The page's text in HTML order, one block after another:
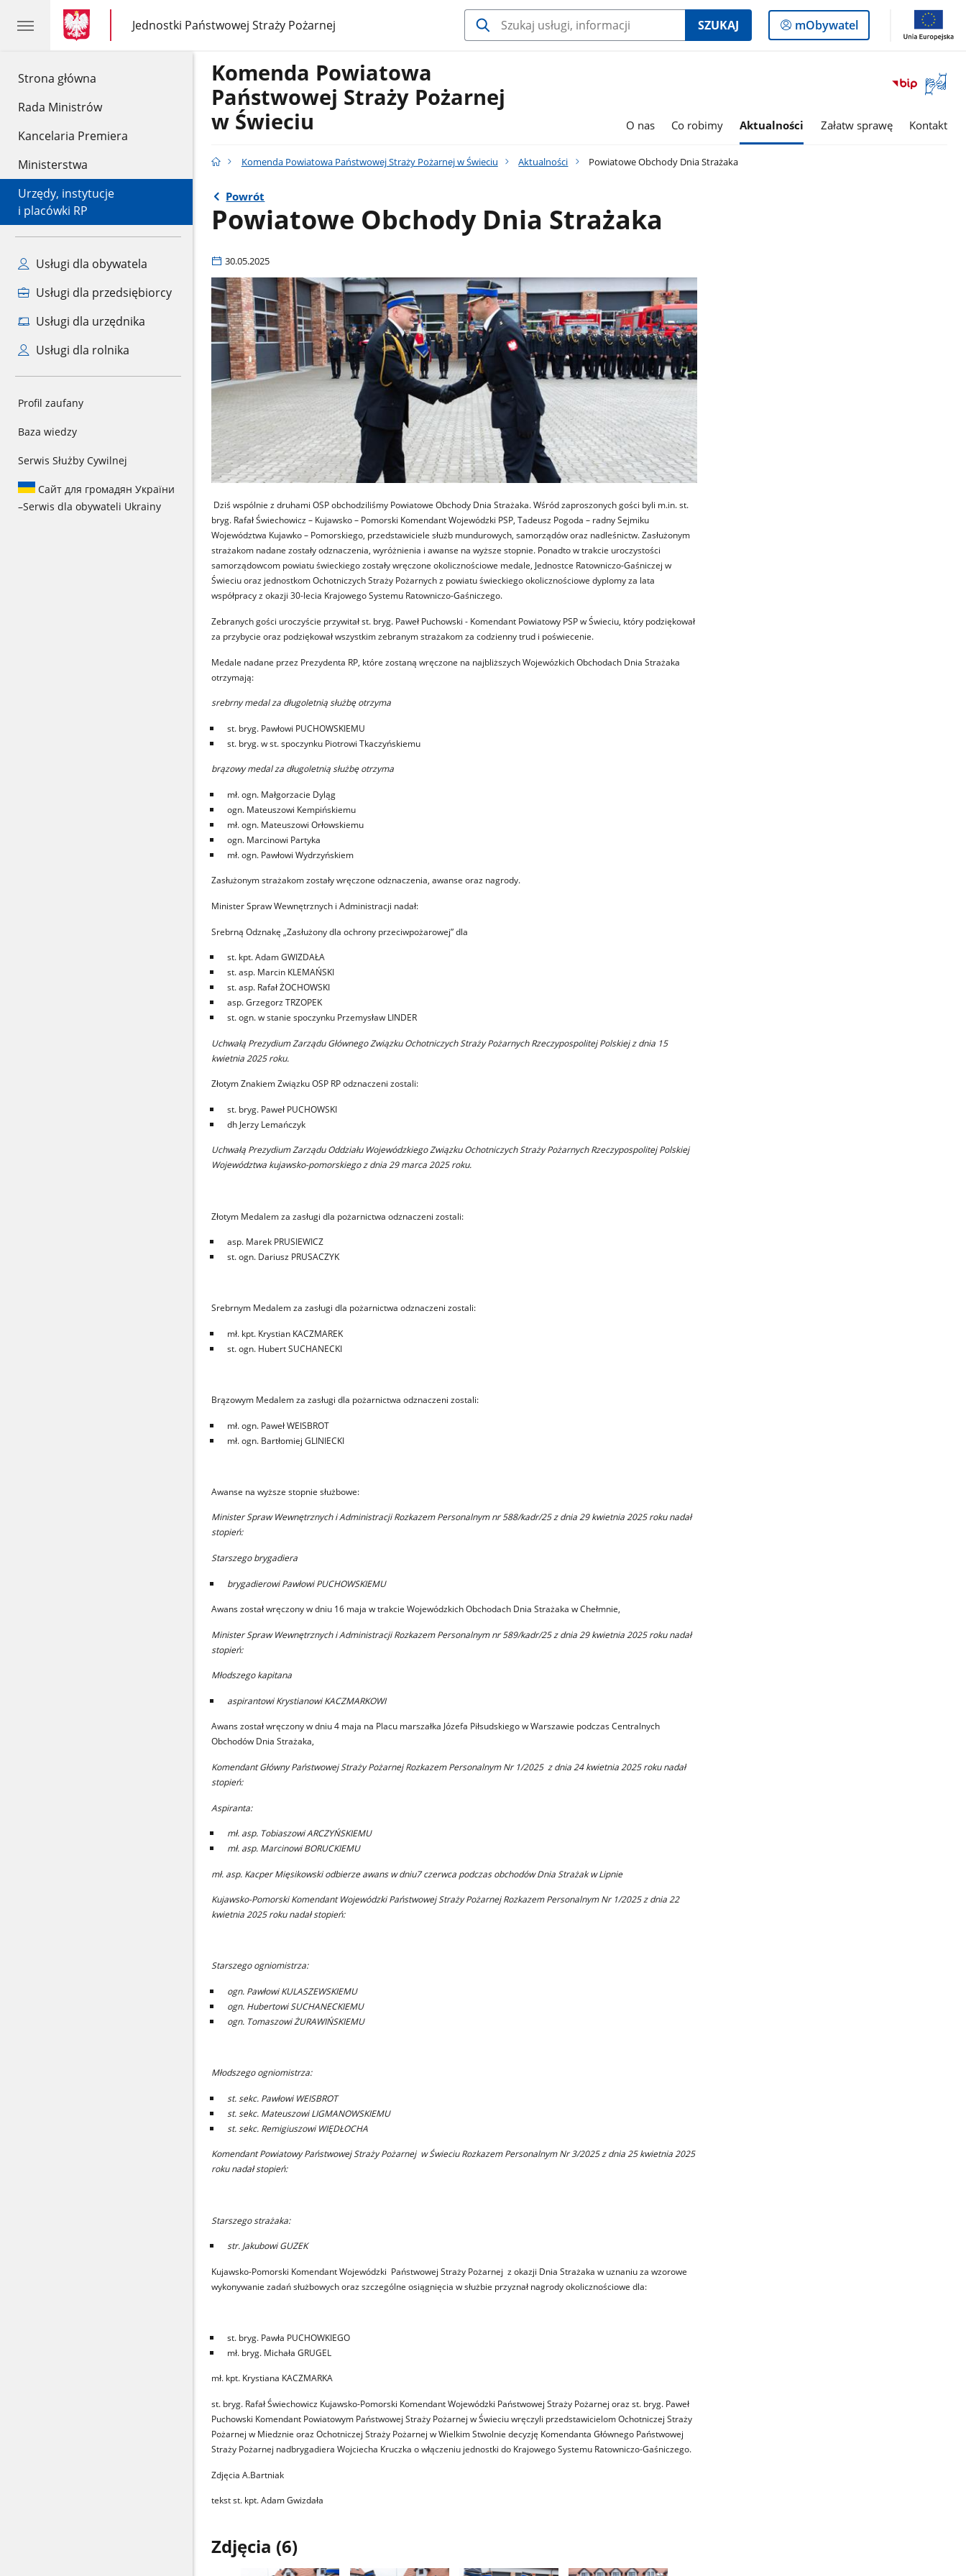
Strona główna
Rada Ministrów
Kancelaria Premiera
Ministerstwa
Urzędy, instytucje
i placówki RP
Usługi dla obywatela
Usługi dla przedsiębiorcy
Usługi dla urzędnika
Usługi dla rolnika
Profil zaufany
Baza wiedzy
Serwis Służby Cywilnej
Сайт для громадян України
–Serwis dla obywateli Ukrainy
gov.pl
gov.pl
Jednostki Państwowej Straży Pożarnej
gov.pl
Jednostki
Państwowej
SZUKAJ
Logowanie
do
mObywatel
Otwórz
okno
Komenda Powiatowa
Państwowej Straży Pożarnej
w Świeciu
O nas Co robimy Aktualności Załatw sprawę Kontakt
Komenda Powiatowa Państwowej Straży Pożarnej w Świeciu Aktualności Powiatowe Obchody Dnia Strażaka
Powrót
Powiatowe Obchody Dnia Strażaka
30.05.2025
Dziś wspólnie z druhami OSP obchodziliśmy Powiatowe Obchody Dnia Strażaka. Wśród zaproszonych gości byli m.in. st.
bryg. Rafał Świechowicz – Kujawsko – Pomorski Komendant Wojewódzki PSP, Tadeusz Pogoda – radny Sejmiku
Województwa Kujawko – Pomorskiego, przedstawiciele służb mundurowych, samorządów oraz nadleśnictw. Zasłużonym
strażakom nadane zostały odznaczenia, wyróżnienia i awanse na wyższe stopnie. Ponadto w trakcie uroczystości
samorządowcom powiatu świeckiego zostały wręczone okolicznościowe medale, Jednostce Ratowniczo-Gaśniczej w
Świeciu oraz jednostkom Ochotniczych Straży Pożarnych z powiatu świeckiego okolicznościowe dyplomy za lata
współpracy z okazji 30-lecia Krajowego Systemu Ratowniczo-Gaśniczego.
Zebranych gości uroczyście przywitał st. bryg. Paweł Puchowski - Komendant Powiatowy PSP w Świeciu, który podziękował
za przybycie oraz podziękował wszystkim zebranym strażakom za codzienny trud i poświecenie.
Medale nadane przez Prezydenta RP, które zostaną wręczone na najbliższych Wojewózkich Obchodach Dnia Strażaka
otrzymają:
srebrny medal za długoletnią służbę otrzyma
st. bryg. Pawłowi PUCHOWSKIEMU
st. bryg. w st. spoczynku Piotrowi Tkaczyńskiemu
brązowy medal za długoletnią służbę otrzyma
mł. ogn. Małgorzacie Dyląg
ogn. Mateuszowi Kempińskiemu
mł. ogn. Mateuszowi Orłowskiemu
ogn. Marcinowi Partyka
mł. ogn. Pawłowi Wydrzyńskiem
Zasłużonym strażakom zostały wręczone odznaczenia, awanse oraz nagrody.
Minister Spraw Wewnętrznych i Administracji nadał:
Srebrną Odznakę „Zasłużony dla ochrony przeciwpożarowej” dla
st. kpt. Adam GWIZDAŁA
st. asp. Marcin KLEMAŃSKI
st. asp. Rafał ŻOCHOWSKI
asp. Grzegorz TRZOPEK
st. ogn. w stanie spoczynku Przemysław LINDER
Uchwałą Prezydium Zarządu Głównego Związku Ochotniczych Straży Pożarnych Rzeczypospolitej Polskiej z dnia 15
kwietnia 2025 roku.
Złotym Znakiem Związku OSP RP odznaczeni zostali:
st. bryg. Paweł PUCHOWSKI
dh Jerzy Lemańczyk
Uchwałą Prezydium Zarządu Oddziału Wojewódzkiego Związku Ochotniczych Straży Pożarnych Rzeczypospolitej Polskiej
Województwa kujawsko-pomorskiego z dnia 29 marca 2025 roku.
Złotym Medalem za zasługi dla pożarnictwa odznaczeni zostali:
asp. Marek PRUSIEWICZ
st. ogn. Dariusz PRUSACZYK
Srebrnym Medalem za zasługi dla pożarnictwa odznaczeni zostali:
mł. kpt. Krystian KACZMAREK
st. ogn. Hubert SUCHANECKI
Brązowym Medalem za zasługi dla pożarnictwa odznaczeni zostali:
mł. ogn. Paweł WEISBROT
mł. ogn. Bartłomiej GLINIECKI
Awanse na wyższe stopnie służbowe:
Minister Spraw Wewnętrznych i Administracji Rozkazem Personalnym nr 588/kadr/25 z dnia 29 kwietnia 2025 roku nadał
stopień:
Starszego brygadiera
brygadierowi Pawłowi PUCHOWSKIEMU
Awans został wręczony w dniu 16 maja w trakcie Wojewódzkich Obchodach Dnia Strażaka w Chełmnie,
Minister Spraw Wewnętrznych i Administracji Rozkazem Personalnym nr 589/kadr/25 z dnia 29 kwietnia 2025 roku nadał
stopień:
Młodszego kapitana
aspirantowi Krystianowi KACZMARKOWI
Awans został wręczony w dniu 4 maja na Placu marszałka Józefa Piłsudskiego w Warszawie podczas Centralnych
Obchodów Dnia Strażaka,
Komendant Główny Państwowej Straży Pożarnej Rozkazem Personalnym Nr 1/2025 z dnia 24 kwietnia 2025 roku nadał
stopień:
Aspiranta:
mł. asp. Tobiaszowi ARCZYŃSKIEMU
mł. asp. Marcinowi BORUCKIEMU
mł. asp. Kacper Mięsikowski odbierze awans w dniu7 czerwca podczas obchodów Dnia Strażak w Lipnie
Kujawsko-Pomorski Komendant Wojewódzki Państwowej Straży Pożarnej Rozkazem Personalnym Nr 1/2025 z dnia 22
kwietnia 2025 roku nadał stopień:
Starszego ogniomistrza:
ogn. Pawłowi KULASZEWSKIEMU
ogn. Hubertowi SUCHANECKIEMU
ogn. Tomaszowi ŻURAWIŃSKIEMU
Młodszego ogniomistrza:
st. sekc. Pawłowi WEISBROT
st. sekc. Mateuszowi LIGMANOWSKIEMU
st. sekc. Remigiuszowi WIĘDŁOCHA
Komendant Powiatowy Państwowej Straży Pożarnej w Świeciu Rozkazem Personalnym Nr 3/2025 z dnia 25 kwietnia 2025
roku nadał stopień:
Starszego strażaka:
str. Jakubowi GUZEK
Kujawsko-Pomorski Komendant Wojewódzki Państwowej Straży Pożarnej z okazji Dnia Strażaka w uznaniu za wzorowe
wykonywanie zadań służbowych oraz szczególne osiągnięcia w służbie przyznał nagrody okolicznościowe dla:
st. bryg. Pawła PUCHOWKIEGO
mł. bryg. Michała GRUGEL
mł. kpt. Krystiana KACZMARKA
st. bryg. Rafał Świechowicz Kujawsko-Pomorski Komendant Wojewódzki Państwowej Straży Pożarnej oraz st. bryg. Paweł
Puchowski Komendant Powiatowym Państwowej Straży Pożarnej w Świeciu wręczyli przedstawicielom Ochotniczej Straży
Pożarnej w Miedznie oraz Ochotniczej Straży Pożarnej w Wielkim Stwolnie decyzję Komendanta Głównego Państwowej
Straży Pożarnej nadbrygadiera Wojciecha Kruczka o włączeniu jednostki do Krajowego Systemu Ratowniczo-Gaśniczego.
Zdjęcia A.Bartniak
tekst st. kpt. Adam Gwizdała
Zdjęcia (6)